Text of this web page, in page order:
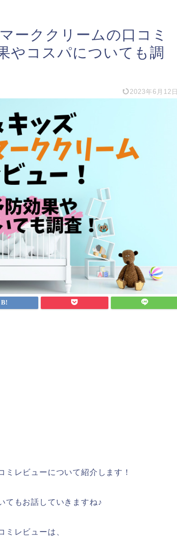
ーククリームの口コミ
やコスパについても調
2023年6月12日
レビューについて紹介します！
てもお話していきますね♪
ミレビューは、